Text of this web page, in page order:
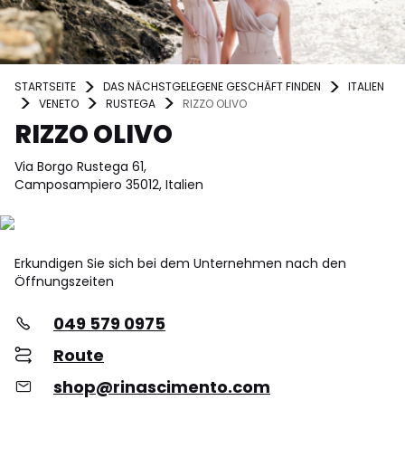
STARTSEITE DAS NÄCHSTGELEGENE GESCHÄFT FINDEN
ITALIEN
VENETO
RUSTEGA RIZZO OLIVO
RIZZO OLIVO
Via Borgo Rustega 61,
Camposampiero 35012, Italien
Erkundigen Sie sich bei dem Unternehmen nach den
Öffnungszeiten
049 579 0975
Route
shop@rinascimento.com